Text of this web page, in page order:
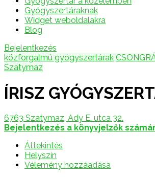
Gyógyszertáraknak
Widget weboldalakra
Blog
Bejelentkezés
közforgalmú gyógyszertárak
Szatymaz
ÍRISZ
6763 Szatymaz, Ady E. utca 32.
Bejelentkezés a könyvjelzők
Áttekintés
Helyszín
Vélemény hozzáadása